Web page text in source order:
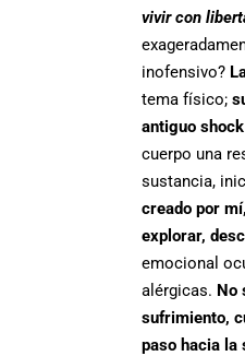
vivir con
inofensivo?
tema físico;
antiguo
cuerpo una
sustancia,
creado por
explorar,
emocional
alérgicas. No
sufrimiento,
paso hacia la